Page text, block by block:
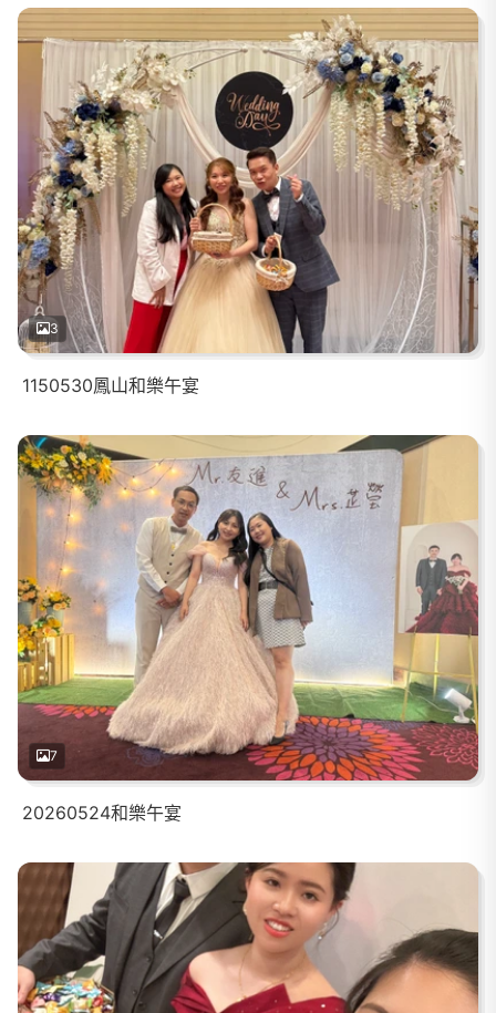
3
1150530鳳山和樂午宴
7
20260524和樂午宴